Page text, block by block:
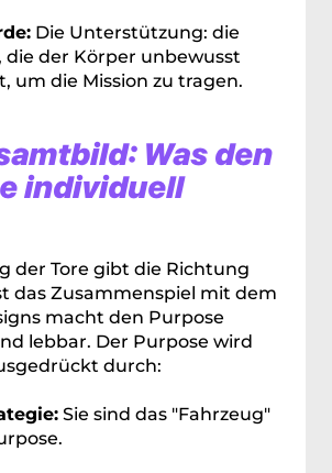
Die Unterstützung: die
die der Körper unbewusst
um die Mission zu tragen.
Was den
individuell
der Tore gibt die Richtung
das Zusammenspiel mit dem
macht den Purpose
lebbar. Der Purpose wird
durch:
Sie sind das "Fahrzeug"